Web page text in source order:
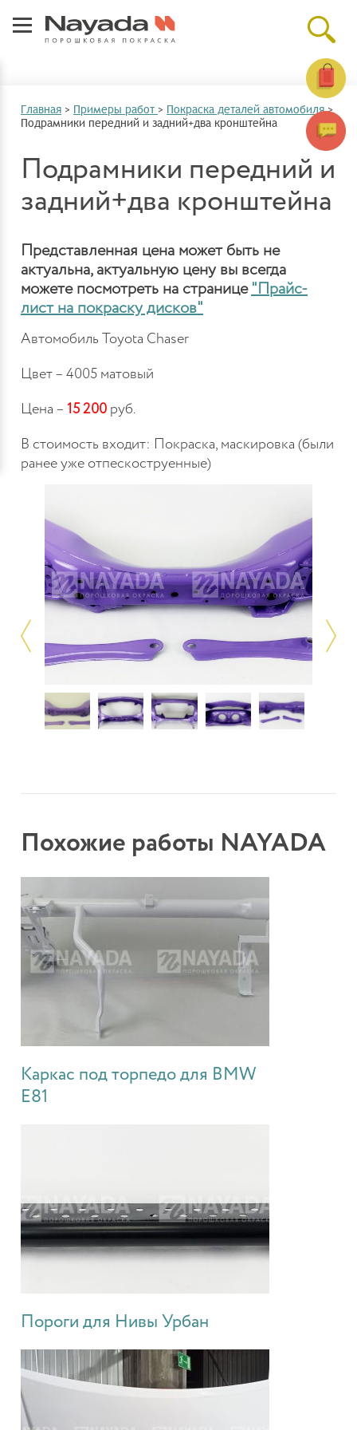
Главная > Примеры работ > Покраска деталей автомобиля >
Подрамники передний и задний+два кронштейна
Подрамники передний и
задний+два кронштейна
Представленная цена может быть не
актуальна, актуальную цену вы всегда
можете посмотреть на странице "Прайс-
лист на покраску дисков"
Автомобиль Toyota Chaser
Цвет – 4005 матовый
Цена – 15 200 руб.
В стоимость входит: Покраска, маскировка (были
ранее уже отпескоструенные)
Похожие работы NAYADA
Каркас под торпедо для BMW
E81
Пороги для Нивы Урбан